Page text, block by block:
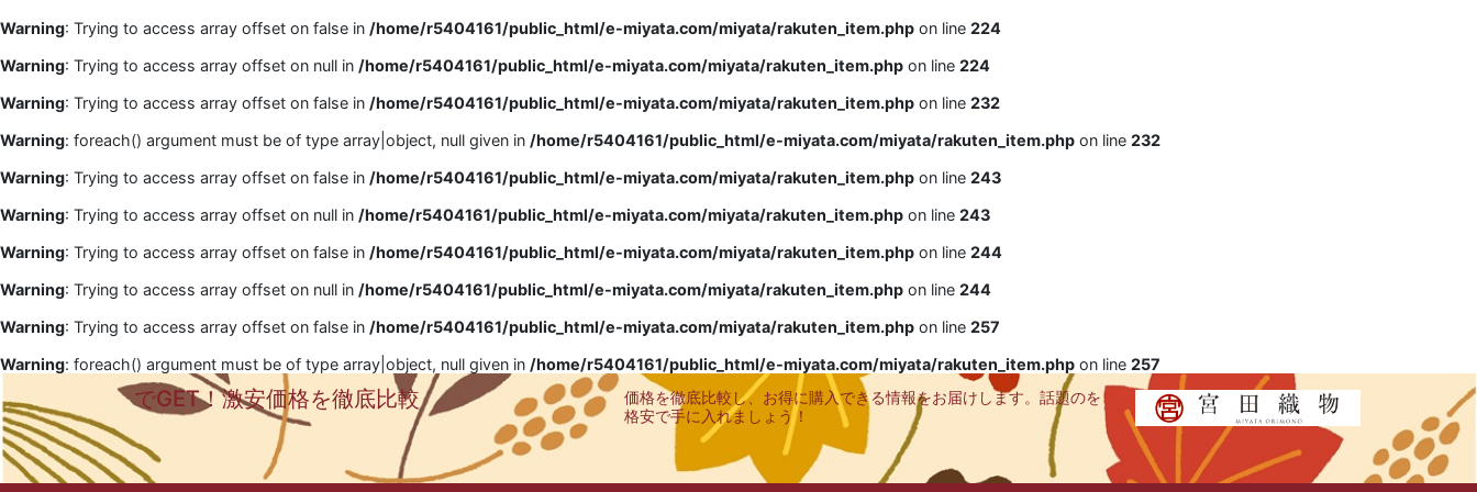
Warning: Trying to access array offset on false in /home/r5404161/public_html/e-miyata.com/miyata/rakuten_item.php on line 224
Warning: Trying to access array offset on null in /home/r5404161/public_html/e-miyata.com/miyata/rakuten_item.php on line 224
Warning: Trying to access array offset on false in /home/r5404161/public_html/e-miyata.com/miyata/rakuten_item.php on line 232
Warning: foreach() argument must be of type array|object, null given in /home/r5404161/public_html/e-miyata.com/miyata/rakuten_item.php on line 232
Warning: Trying to access array offset on false in /home/r5404161/public_html/e-miyata.com/miyata/rakuten_item.php on line 243
Warning: Trying to access array offset on null in /home/r5404161/public_html/e-miyata.com/miyata/rakuten_item.php on line 243
Warning: Trying to access array offset on false in /home/r5404161/public_html/e-miyata.com/miyata/rakuten_item.php on line 244
Warning: Trying to access array offset on null in /home/r5404161/public_html/e-miyata.com/miyata/rakuten_item.php on line 244
Warning: Trying to access array offset on false in /home/r5404161/public_html/e-miyata.com/miyata/rakuten_item.php on line 257
Warning: foreach() argument must be of type array|object, null given in /home/r5404161/public_html/e-miyata.com/miyata/rakuten_item.php on line 257
でGET！激安価格を徹底比較
価格を徹底比較し、お得に購入できる情報をお届けします。話題のを
格安で手に入れましょう！